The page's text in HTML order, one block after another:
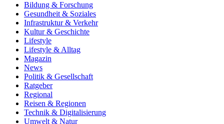
Bildung & Forschung
Gesundheit & Soziales
Infrastruktur & Verkehr
Kultur & Geschichte
Lifestyle
Lifestyle & Alltag
Magazin
News
Politik & Gesellschaft
Ratgeber
Regional
Reisen & Regionen
Technik & Digitalisierung
Umwelt & Natur